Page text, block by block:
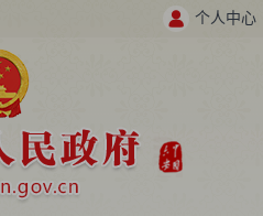
个人中心